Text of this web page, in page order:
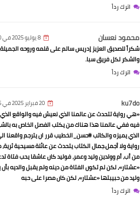
اترك رداً
محمود نعسان 8 يوليو 2025 في 1:30 ص
شكراً للصديق العزيز إدريس سالم على قلمه وروحه
والشكر لكل فريق سبا.
اترك رداً
ku7do 20 فبراير 2025 في 8:06 ص
«هي رواية تتحدث عن عالمنا الذي نعيش فيه والواقع
فيه ففي عالمنا هذا هناك من يكتب الفصل الخاص به
الذي يميزه والكاتب #حسن_الخطيب قرر ان يترجم واقعنا
رواية ولا أجمل.جمال الكتاب يتحدث عن عائلة مسيحية
من أب، أم وولدين وليد وعمر، فوليد كان عاشقا يحب فتاة
«عشتار»، لكن لم تكون الفتاة من دينه ولم يقبل والديه بأن
وليد من حبيبتها «عشتار»، لكن كان مصرا على حبه
اترك رداً